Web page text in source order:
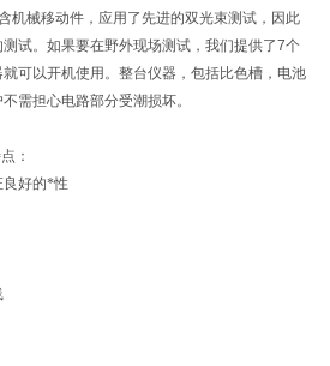
机械移动件，应用了先进的双光束测试，因此
试。如果要在野外现场测试，我们提供了7个
可以开机使用。整台仪器，包括比色槽，电池
需担心电路部分受潮损坏。
：
良好的*性